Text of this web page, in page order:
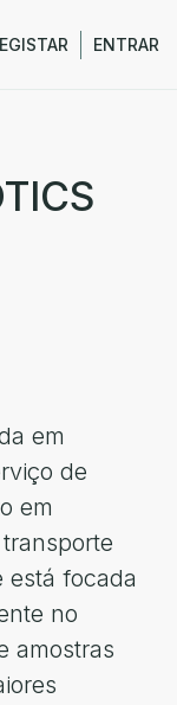
ENTRAR
em
de
em
está focada
no
amostras